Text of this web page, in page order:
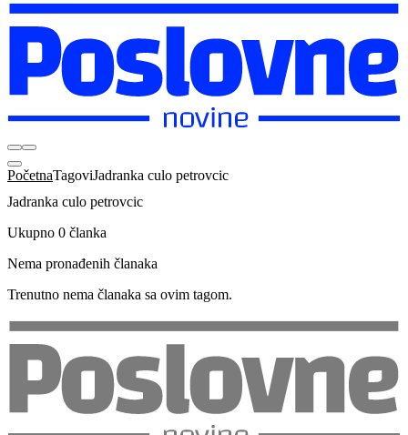
PočetnaTagoviJadranka culo petrovcic
Jadranka culo petrovcic
Ukupno 0 članka
Nema pronađenih članaka
Trenutno nema članaka sa ovim tagom.